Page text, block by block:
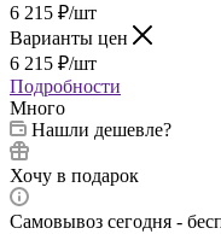
6 215 ₽/шт
Варианты цен
6 215 ₽/шт
Подробности
Много
Нашли дешевле?
Хочу в подарок
Самовывоз сегодня -